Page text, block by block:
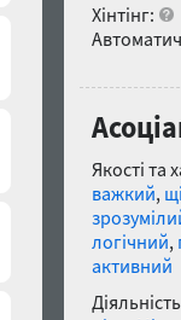
Хінтінг:
Якості та
важкий,
логічний,
активний